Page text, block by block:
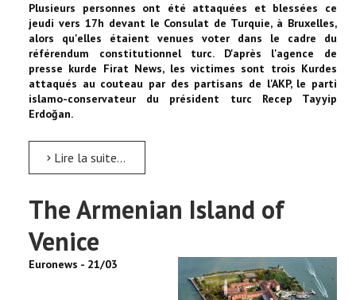
EGLISE
LE CENTRE
CONTACT
Plusieurs personnes ont été attaquées et blessées ce
jeudi vers 17h devant le Consulat de Turquie, à Bruxelles,
alors qu'elles étaient venues voter dans le cadre du
référendum constitutionnel turc. D'après l'agence de
presse kurde Firat News, les victimes sont trois Kurdes
attaqués au couteau par des partisans de l'AKP, le parti
islamo-conservateur du président turc Recep Tayyip
Erdoğan.
Lire la suite...
The Armenian Island of
Venice
Euronews - 21/03